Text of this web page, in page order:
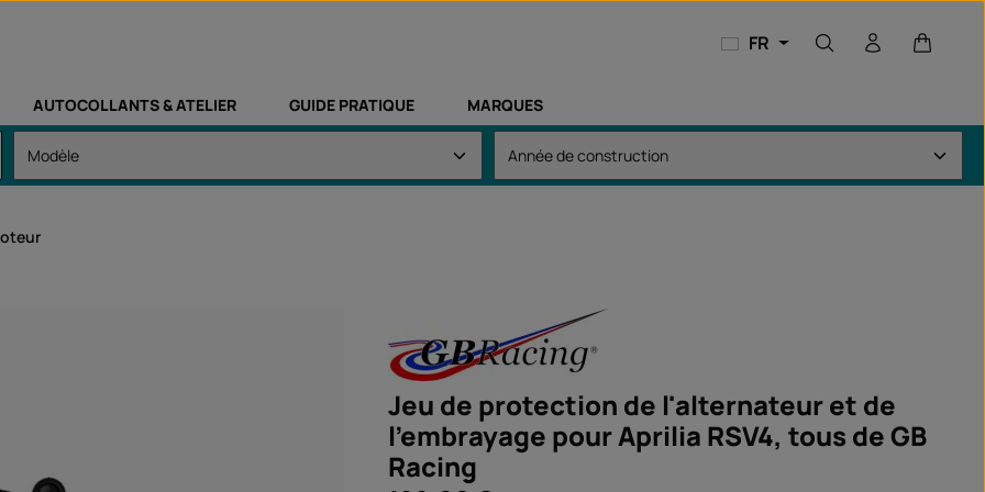
FR Le
AUTOCOLLANTS & ATELIER GUIDE PRATIQUE MARQUES
Jeu de protection de l'alternateur et de
l'embrayage pour Aprilia RSV4, tous de GB
Racing